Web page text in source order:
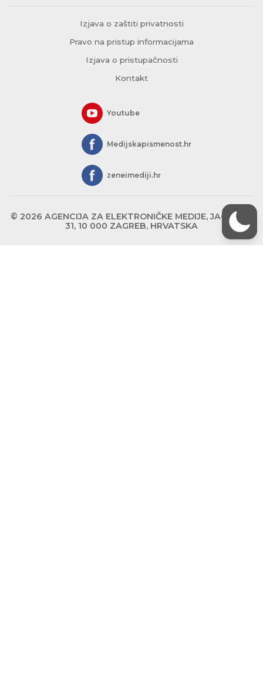
Izjava o zaštiti privatnosti
Pravo na pristup informacijama
Izjava o pristupačnosti
Kontakt
Youtube
Medijskapismenost.hr
zeneimediji.hr
© 2026 AGENCIJA ZA ELEKTRONIČKE MEDIJE, JAGIĆEVA
31, 10 000 ZAGREB, HRVATSKA